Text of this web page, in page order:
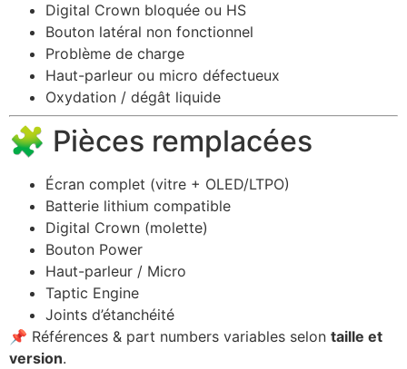
Digital Crown bloquée ou HS
Bouton latéral non fonctionnel
Problème de charge
Haut-parleur ou micro défectueux
Oxydation / dégât liquide
🧩 Pièces remplacées
Écran complet (vitre + OLED/LTPO)
Batterie lithium compatible
Digital Crown (molette)
Bouton Power
Haut-parleur / Micro
Taptic Engine
Joints d’étanchéité
📌 Références & part numbers variables selon taille et
version.